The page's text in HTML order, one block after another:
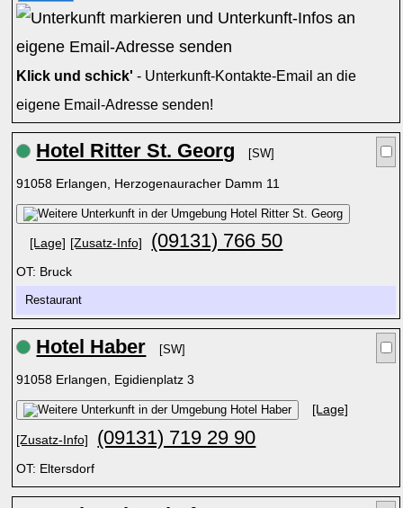
Klick und schick' - Unterkunft-Kontakte-Email an die
eigene Email-Adresse senden!
Hotel Ritter St. Georg [SW]
91058 Erlangen, Herzogenauracher Damm 11
[Lage] [Zusatz-Info] (09131) 766 50
OT: Bruck
Restaurant
Hotel Haber [SW]
91058 Erlangen, Egidienplatz 3
[Lage]
[Zusatz-Info] (09131) 719 29 90
OT: Eltersdorf